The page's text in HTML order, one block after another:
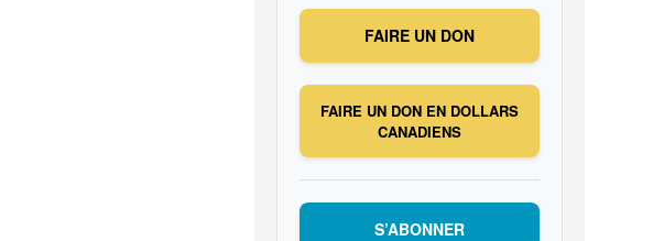
FAIRE UN DON
FAIRE UN DON EN DOLLARS
CANADIENS
S’ABONNER